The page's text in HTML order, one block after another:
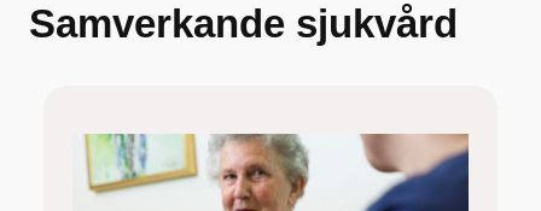
Samverkande sjukvård